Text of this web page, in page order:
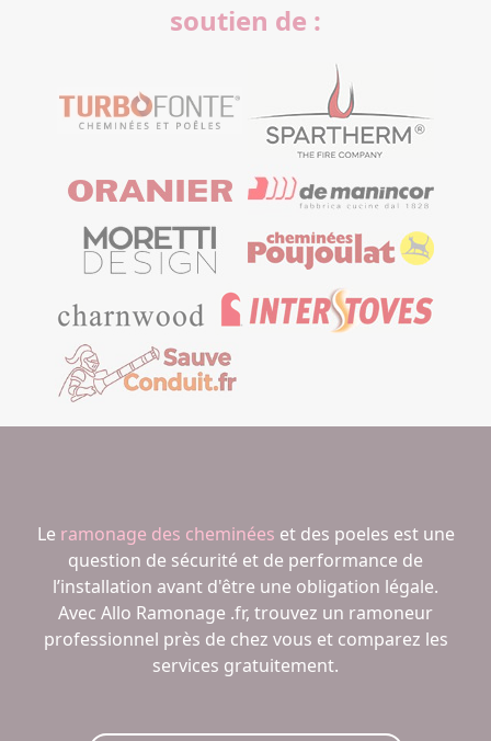
soutien de :
Le ramonage des cheminées et des poeles est une
question de sécurité et de performance de
l’installation avant d'être une obligation légale.
Avec Allo Ramonage .fr, trouvez un ramoneur
professionnel près de chez vous et comparez les
services gratuitement.